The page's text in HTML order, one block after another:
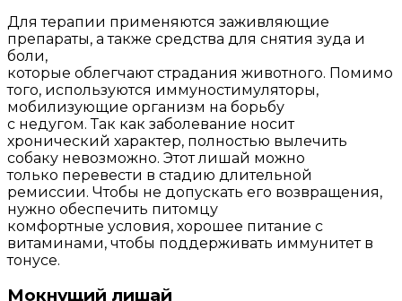
Для терапии применяются заживляющие
препараты, а также средства для снятия зуда и
боли,
которые облегчают страдания животного. Помимо
того, используются иммуностимуляторы,
мобилизующие организм на борьбу
с недугом. Так как заболевание носит
хронический характер, полностью вылечить
собаку невозможно. Этот лишай можно
только перевести в стадию длительной
ремиссии. Чтобы не допускать его возвращения,
нужно обеспечить питомцу
комфортные условия, хорошее питание с
витаминами, чтобы поддерживать иммунитет в
тонусе.
Мокнущий лишай